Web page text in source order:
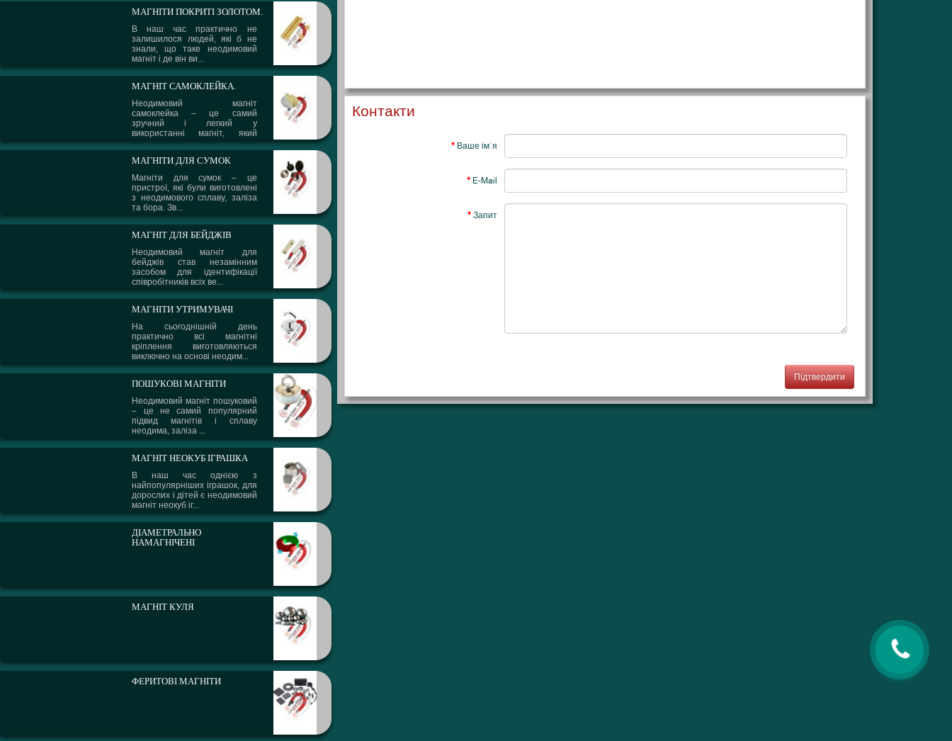
МАГНІТИ ПОКРИТІ ЗОЛОТОМ.
В наш час практично не
залишилося людей, які б не
знали, що таке неодимовий
магніт і де він ви...
МАГНІТ САМОКЛЕЙКА.
Неодимовий магніт
самоклейка – це самий
зручний і легкий у
використанні магніт, який
може вико...
МАГНІТИ ДЛЯ СУМОК
Магніти для сумок – це
пристрої, які були виготовлені
з неодимового сплаву, заліза
та бора. Зв...
МАГНІТ ДЛЯ БЕЙДЖІВ
Неодимовий магніт для
бейджів став незамінним
засобом для ідентифікації
співробітників всіх ве...
МАГНІТИ УТРИМУВАЧІ
На сьогоднішній день
практично всі магнітні
кріплення виготовляються
виключно на основі неодим...
ПОШУКОВІ МАГНІТИ
Неодимовий магніт пошуковий
– це не самий популярний
підвид магнітів і сплаву
неодима, заліза ...
МАГНІТ НЕОКУБ ІГРАШКА
В наш час однією з
найпопулярніших іграшок, для
дорослих і дітей є неодимовий
магніт неокуб іг...
ДІАМЕТРАЛЬНО
НАМАГНІЧЕНІ
МАГНІТ КУЛЯ
ФЕРИТОВІ МАГНІТИ
Контакти
Ваше ім`я
E-Mail
Запит